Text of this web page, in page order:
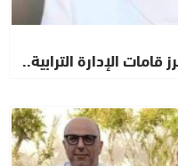
الإدارة الترابية..